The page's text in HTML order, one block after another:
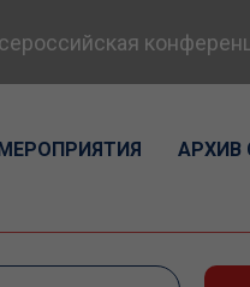
АРХИВ